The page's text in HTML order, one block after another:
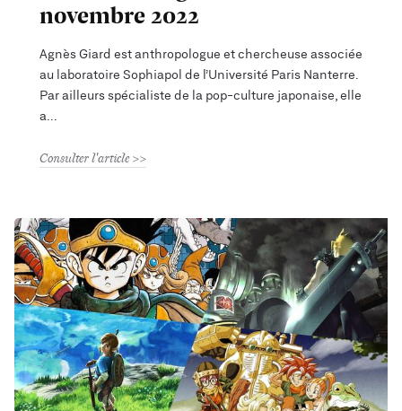
novembre 2022
Agnès Giard est anthropologue et chercheuse associée
au laboratoire Sophiapol de l’Université Paris Nanterre.
Par ailleurs spécialiste de la pop-culture japonaise, elle
a
Consulter l'article